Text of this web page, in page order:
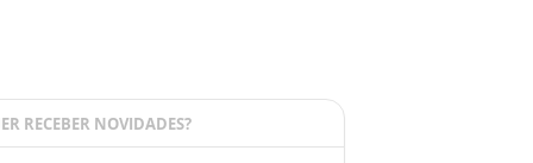
RECEBER NOVIDADES?